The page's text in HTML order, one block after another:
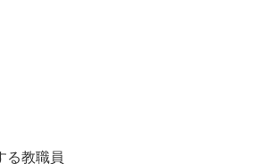
る教職員